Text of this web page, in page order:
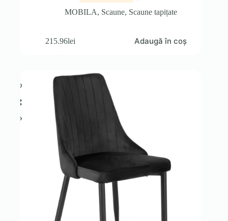
MOBILA, Scaune, Scaune tapițate
215.96lei Adaugă în coș